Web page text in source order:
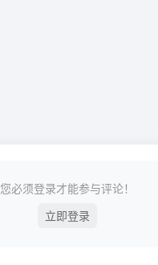
您必须登录才能参与评论！
立即登录